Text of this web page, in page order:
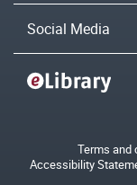
Social Media
Terms and
Accessibility